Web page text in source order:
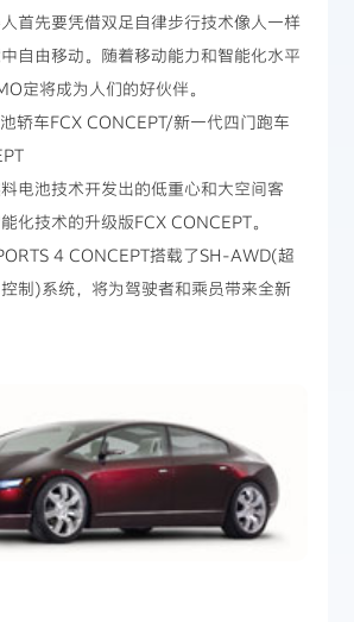
首先要凭借双足自律步行技术像人一样
自由移动。随着移动能力和智能化水平
定将成为人们的好伙伴。
车FCX CONCEPT/新一代四门跑车
池技术开发出的低重心和大空间客
化技术的升级版FCX CONCEPT。
4 CONCEPT搭载了SH-AWD(超
制)系统，将为驾驶者和乘员带来全新